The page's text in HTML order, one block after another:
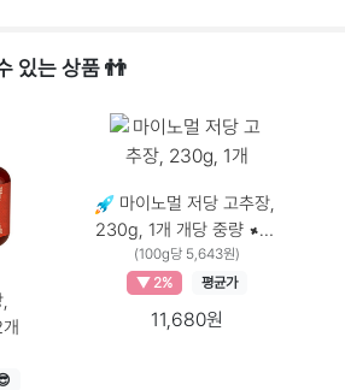
있는 상품 👬
2개
마이노멀 저당 고추장,
230g, 1개 개당 중량 ×
수량, 230g × 1개
(100g당 5,643원)
▼ 2%
평균가
11,680원